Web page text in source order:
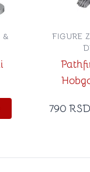
&
FIGURE
790 RSD